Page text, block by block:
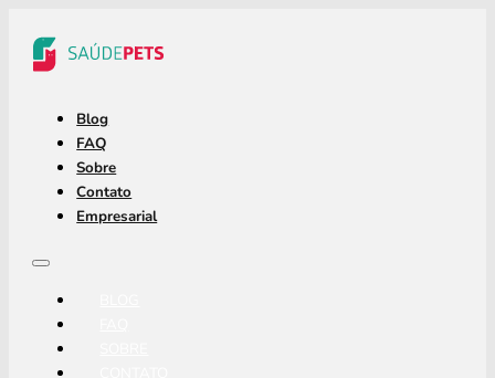
Blog
FAQ
Sobre
Contato
Empresarial